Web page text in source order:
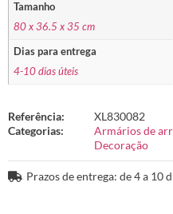
Tamanho
80 x 36.5 x 35 cm
Dias para entrega
4-10 dias úteis
Referência:
XL830082
Categorias:
Armários de
Decoração
Prazos de entrega: de 4 a 10